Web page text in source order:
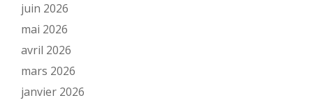
juin 2026
mai 2026
avril 2026
mars 2026
janvier 2026